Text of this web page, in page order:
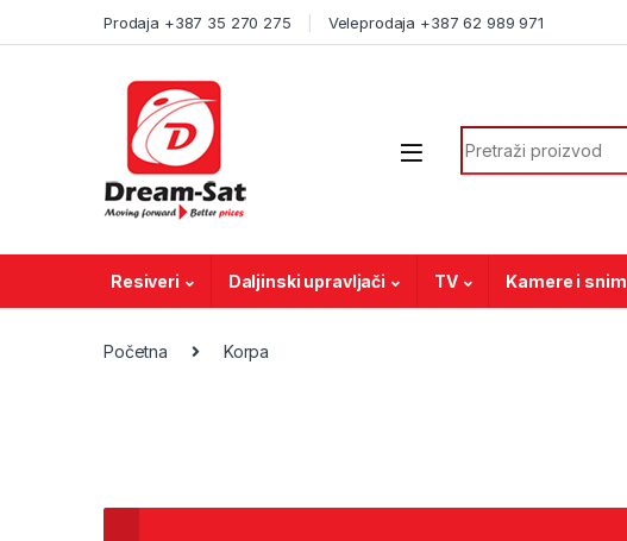
Prodaja +387 35 270 275 Veleprodaja +387 62 989 971
Search for:
Resiveri Daljinski upravljači TV Kamere i
Početna Korpa